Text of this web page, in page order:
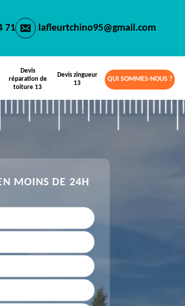
71 lafleurtchino95@gmail.com
Devis
réparation de
toiture 13
Devis zingueur
13
QUI SOMMES-NOUS ?
MOINS DE 24H